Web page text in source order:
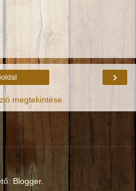
›
megtekintése
Blogger.